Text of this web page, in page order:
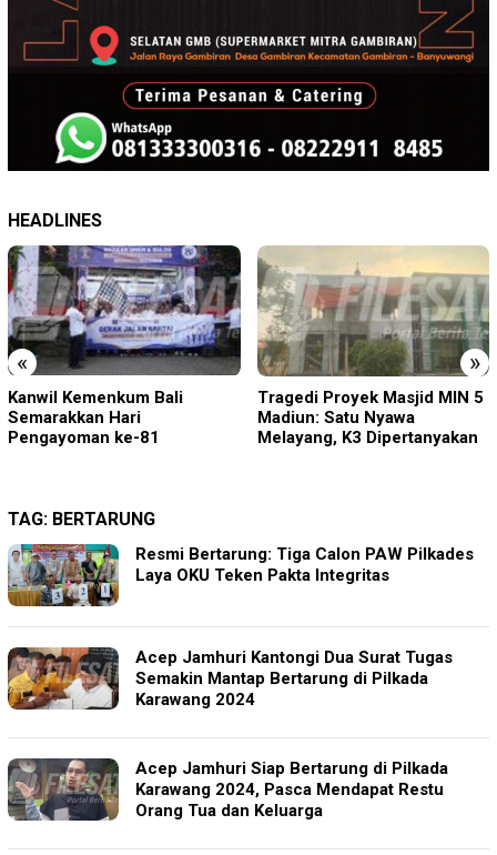
HEADLINES
« »
Tragedi Proyek Masjid MIN 5
Madiun: Satu Nyawa
Melayang, K3 Dipertanyakan
KA BIAS Terhenti, Lima KA
Ikut Terdampak, KAI Daop 7
Gerak Cepat Pulihkan
TAG: BERTARUNG
Resmi Bertarung: Tiga Calon PAW Pilkades
Laya OKU Teken Pakta Integritas
Acep Jamhuri Kantongi Dua Surat Tugas
Semakin Mantap Bertarung di Pilkada
Karawang 2024
Acep Jamhuri Siap Bertarung di Pilkada
Karawang 2024, Pasca Mendapat Restu
Orang Tua dan Keluarga